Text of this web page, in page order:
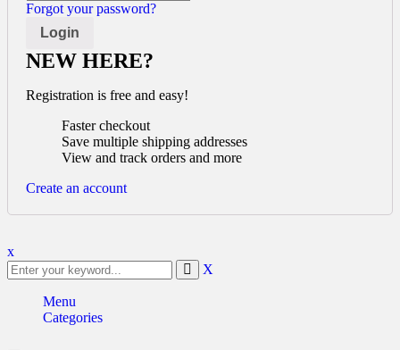
Forgot your password?
NEW HERE?
Registration is free and easy!
Faster checkout
Save multiple shipping addresses
View and track orders and more
Create an account
x
X
Menu
Categories